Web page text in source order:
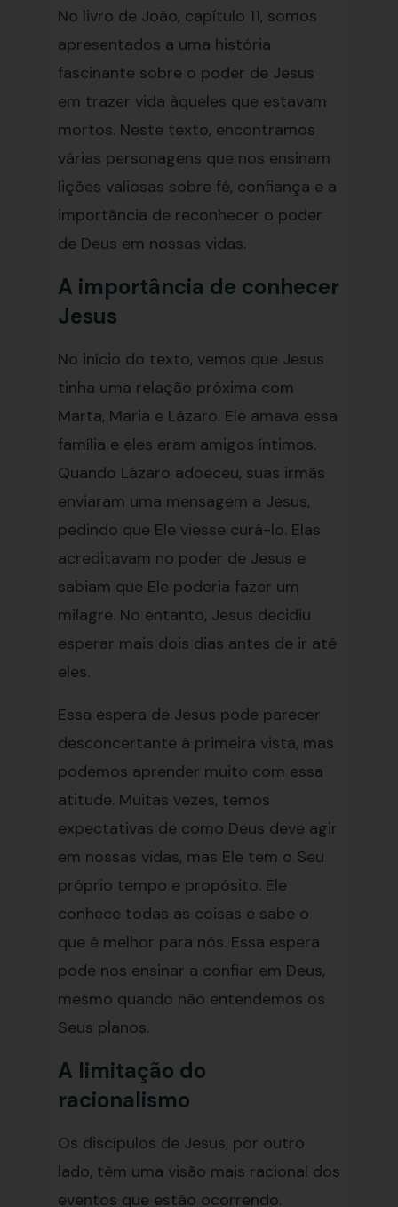
No livro de João, capítulo 11, somos
apresentados a uma história
fascinante sobre o poder de Jesus
em trazer vida àqueles que estavam
mortos. Neste texto, encontramos
várias personagens que nos ensinam
lições valiosas sobre fé, confiança e a
importância de reconhecer o poder
de Deus em nossas vidas.
A importância de conhecer
Jesus
No início do texto, vemos que Jesus
tinha uma relação próxima com
Marta, Maria e Lázaro. Ele amava essa
família e eles eram amigos íntimos.
Quando Lázaro adoeceu, suas irmãs
enviaram uma mensagem a Jesus,
pedindo que Ele viesse curá-lo. Elas
acreditavam no poder de Jesus e
sabiam que Ele poderia fazer um
milagre. No entanto, Jesus decidiu
esperar mais dois dias antes de ir até
eles.
Essa espera de Jesus pode parecer
desconcertante à primeira vista, mas
podemos aprender muito com essa
atitude. Muitas vezes, temos
expectativas de como Deus deve agir
em nossas vidas, mas Ele tem o Seu
próprio tempo e propósito. Ele
conhece todas as coisas e sabe o
que é melhor para nós. Essa espera
pode nos ensinar a confiar em Deus,
mesmo quando não entendemos os
Seus planos.
A limitação do
racionalismo
Os discípulos de Jesus, por outro
lado, têm uma visão mais racional dos
eventos que estão ocorrendo.